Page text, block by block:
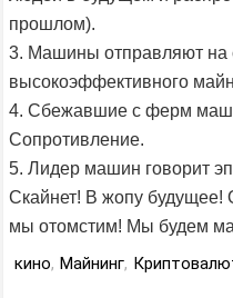
прошлом).
3. Машины отправляют
высокоэффективного
4. Сбежавшие с ферм
Сопротивление.
5. Лидер машин говорит
Скайнет! В жопу будущее!
мы отомстим! Мы будем
кино, Майнинг,